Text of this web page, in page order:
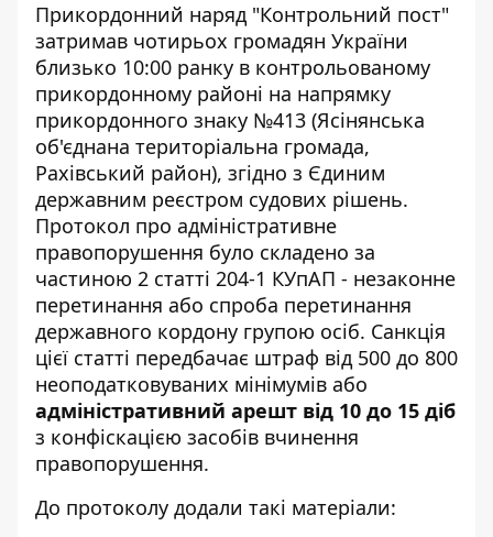
Прикордонний наряд "Контрольний пост"
затримав чотирьох громадян України
близько 10:00 ранку в контрольованому
прикордонному районі на напрямку
прикордонного знаку №413 (Ясінянська
об'єднана територіальна громада,
Рахівський район), згідно з Єдиним
державним реєстром судових рішень.
Протокол про адміністративне
правопорушення було складено за
частиною 2 статті 204-1 КУпАП - незаконне
перетинання або спроба перетинання
державного кордону групою осіб. Санкція
цієї статті передбачає штраф від 500 до 800
неоподатковуваних мінімумів або
адміністративний арешт від 10 до 15 діб
з конфіскацією засобів вчинення
правопорушення.
До протоколу додали такі матеріали: